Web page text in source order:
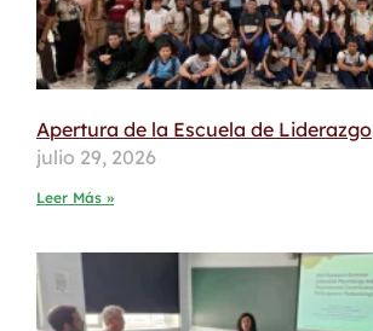
Apertura de la Escuela de Liderazgo
julio 29, 2026
Leer Más »